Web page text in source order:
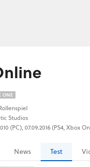
ONE
Studios
(PC), 07.09.2016 (PS4, Xbox
News Test